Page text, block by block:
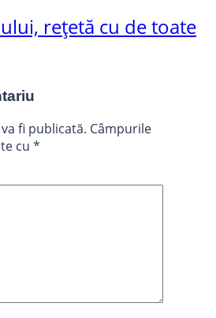
rețetă cu de toate
fi publicată. Câmpurile
cu *